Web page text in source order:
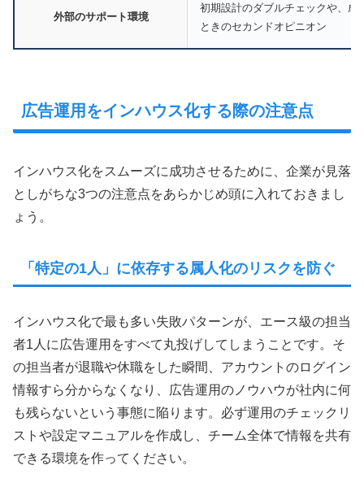
外部のサポート環境
初期設計のダブルチェックや、成
ときのセカンドオピニオン
広告運用をインハウス化する際の注意点
インハウス化をスムーズに成功させるために、企業が見落
としがちな3つの注意点をあらかじめ頭に入れておきまし
ょう。
「特定の1人」に依存する属人化のリスクを防ぐ
インハウス化で最も多い失敗パターンが、エース級の担当
者1人に広告運用をすべて丸投げしてしまうことです。そ
の担当者が退職や休職をした瞬間、アカウントのログイン
情報すら分からなくなり、広告運用のノウハウが社内に何
も残らないという事態に陥ります。必ず運用のチェックリ
ストや設定マニュアルを作成し、チーム全体で情報を共有
できる環境を作ってください。